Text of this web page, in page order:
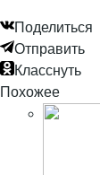
Поделиться
Отправить
Класснуть
Похожее